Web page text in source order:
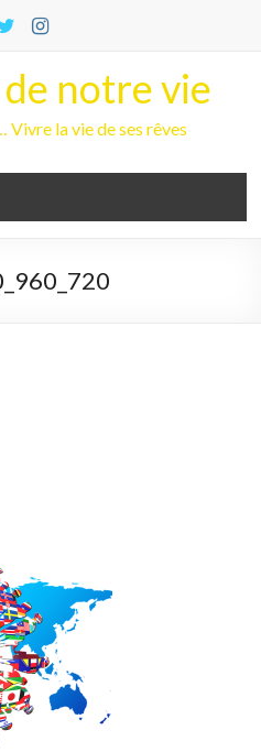
notre vie
Vivre la vie de ses rêves